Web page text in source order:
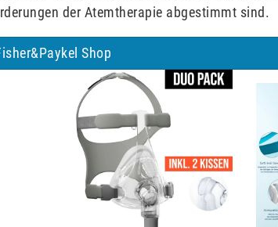
der Atemtherapie abgestimmt sind.
Shop